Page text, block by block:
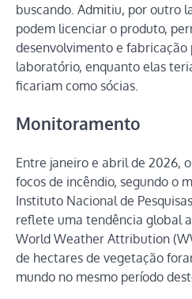
buscando. Admitiu, por outro
podem licenciar o produto,
desenvolvimento e fabricação
laboratório, enquanto elas
ficariam como sócias.
Monitoramento
Entre janeiro e abril de 2026,
focos de incêndio, segundo o
Instituto Nacional de
reflete uma tendência global
World Weather Attribution
de hectares de vegetação
mundo no mesmo período